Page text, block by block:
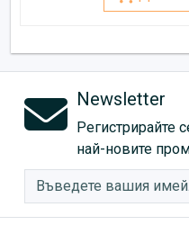
Newsletter
Регистрирайте
най-новите